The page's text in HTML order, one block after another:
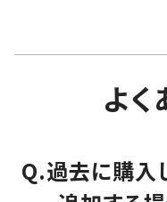
よ
Q.過去に購入